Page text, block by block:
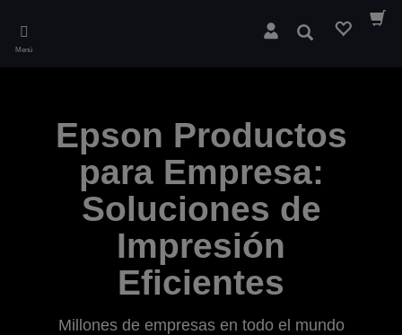
main
Menú
Buscar
Epson Productos
para Empresa:
Soluciones de
Impresión
Eficientes
Millones de empresas en todo el mundo